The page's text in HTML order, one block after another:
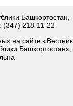
Башкортостан,
(347) 218-11-22
на сайте «Вестник
Башкортостан»,